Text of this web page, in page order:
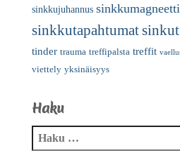
sinkkujuhannus sinkkumagneetti
sinkkutapahtumatsinkut
tinder trauma treffipalsta treffit
viettely yksinäisyys
Haku